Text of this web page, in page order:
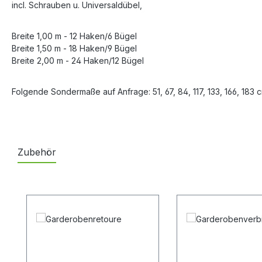
incl. Schrauben u. Universaldübel,
Breite 1,00 m - 12 Haken/6 Bügel
Breite 1,50 m - 18 Haken/9 Bügel
Breite 2,00 m - 24 Haken/12 Bügel
Folgende Sondermaße auf Anfrage: 51, 67, 84, 117, 133, 166, 183
Zubehör